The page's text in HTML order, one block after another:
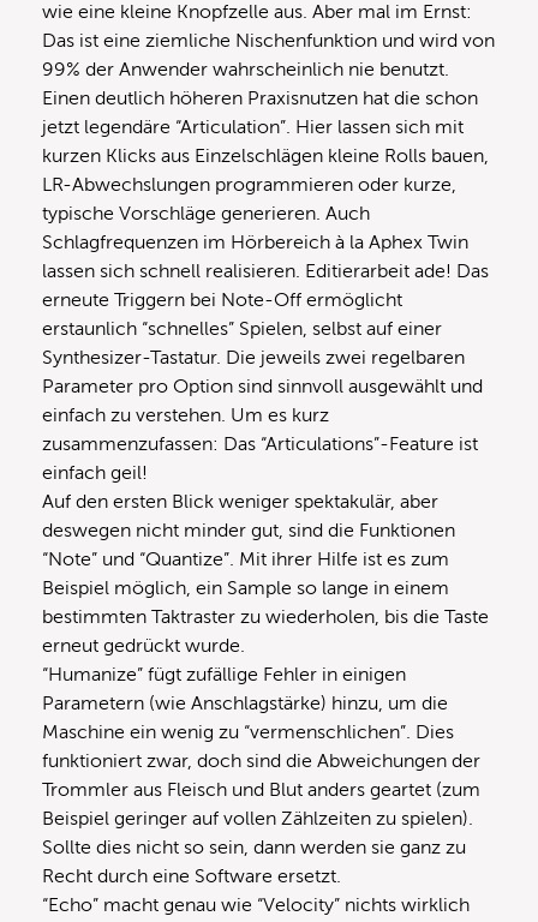
wie eine kleine Knopfzelle aus. Aber mal im Ernst:
Das ist eine ziemliche Nischenfunktion und wird von
99% der Anwender wahrscheinlich nie benutzt.
Einen deutlich höheren Praxisnutzen hat die schon
jetzt legendäre “Articulation”. Hier lassen sich mit
kurzen Klicks aus Einzelschlägen kleine Rolls bauen,
LR-Abwechslungen programmieren oder kurze,
typische Vorschläge generieren. Auch
Schlagfrequenzen im Hörbereich à la Aphex Twin
lassen sich schnell realisieren. Editierarbeit ade! Das
erneute Triggern bei Note-Off ermöglicht
erstaunlich “schnelles” Spielen, selbst auf einer
Synthesizer-Tastatur. Die jeweils zwei regelbaren
Parameter pro Option sind sinnvoll ausgewählt und
einfach zu verstehen. Um es kurz
zusammenzufassen: Das “Articulations”-Feature ist
einfach geil!
Auf den ersten Blick weniger spektakulär, aber
deswegen nicht minder gut, sind die Funktionen
“Note” und “Quantize”. Mit ihrer Hilfe ist es zum
Beispiel möglich, ein Sample so lange in einem
bestimmten Taktraster zu wiederholen, bis die Taste
erneut gedrückt wurde.
“Humanize” fügt zufällige Fehler in einigen
Parametern (wie Anschlagstärke) hinzu, um die
Maschine ein wenig zu “vermenschlichen”. Dies
funktioniert zwar, doch sind die Abweichungen der
Trommler aus Fleisch und Blut anders geartet (zum
Beispiel geringer auf vollen Zählzeiten zu spielen).
Sollte dies nicht so sein, dann werden sie ganz zu
Recht durch eine Software ersetzt.
“Echo” macht genau wie “Velocity” nichts wirklich